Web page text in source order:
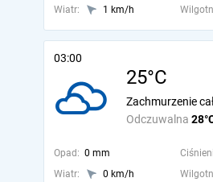
Wiatr:
1 km/h
03:00
25°C
Odczuwalna
Zachmurzenie
Opad: 0 mm
Wiatr:
0 km/h